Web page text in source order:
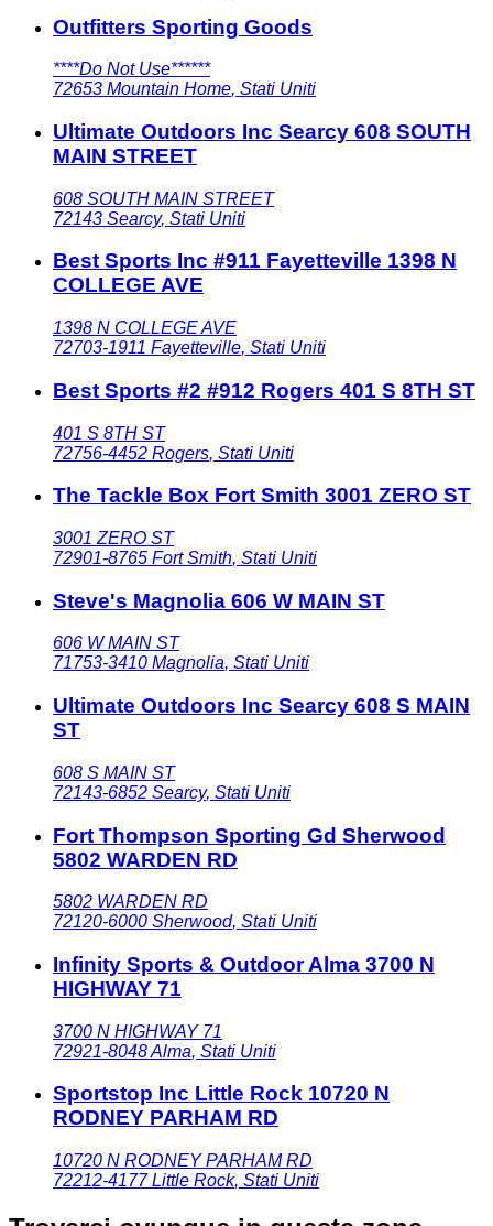
Outfitters Sporting Goods
****Do Not Use******
72653 Mountain Home, Stati Uniti
Ultimate Outdoors Inc Searcy 608 SOUTH
MAIN STREET
608 SOUTH MAIN STREET
72143 Searcy, Stati Uniti
Best Sports Inc #911 Fayetteville 1398 N
COLLEGE AVE
1398 N COLLEGE AVE
72703-1911 Fayetteville, Stati Uniti
Best Sports #2 #912 Rogers 401 S 8TH ST
401 S 8TH ST
72756-4452 Rogers, Stati Uniti
The Tackle Box Fort Smith 3001 ZERO ST
3001 ZERO ST
72901-8765 Fort Smith, Stati Uniti
Steve's Magnolia 606 W MAIN ST
606 W MAIN ST
71753-3410 Magnolia, Stati Uniti
Ultimate Outdoors Inc Searcy 608 S MAIN
ST
608 S MAIN ST
72143-6852 Searcy, Stati Uniti
Fort Thompson Sporting Gd Sherwood
5802 WARDEN RD
5802 WARDEN RD
72120-6000 Sherwood, Stati Uniti
Infinity Sports & Outdoor Alma 3700 N
HIGHWAY 71
3700 N HIGHWAY 71
72921-8048Alma, Stati Uniti
Sportstop Inc Little Rock 10720 N
RODNEY PARHAM RD
10720 N RODNEY PARHAM RD
72212-4177 Little Rock, Stati Uniti